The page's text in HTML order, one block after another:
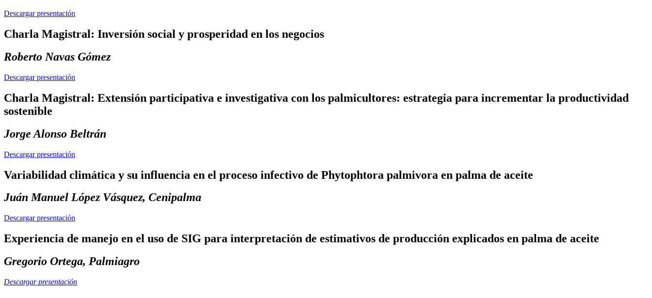
Descargar presentación
Charla Magistral: Inversión social y prosperidad en los negocios
Roberto Navas Gómez
Descargar presentación
Charla Magistral: Extensión participativa e investigativa con los palmicultores: estrategia para incrementar la productividad
sostenible
Jorge Alonso Beltrán
Descargar presentación
Variabilidad climática y su influencia en el proceso infectivo de Phytophtora palmivora en palma de aceite
Juán Manuel López Vásquez, Cenipalma
Descargar presentación
Experiencia de manejo en el uso de SIG para interpretación de estimativos de producción explicados en palma de aceite
Gregorio Ortega, Palmiagro
Descargar presentación